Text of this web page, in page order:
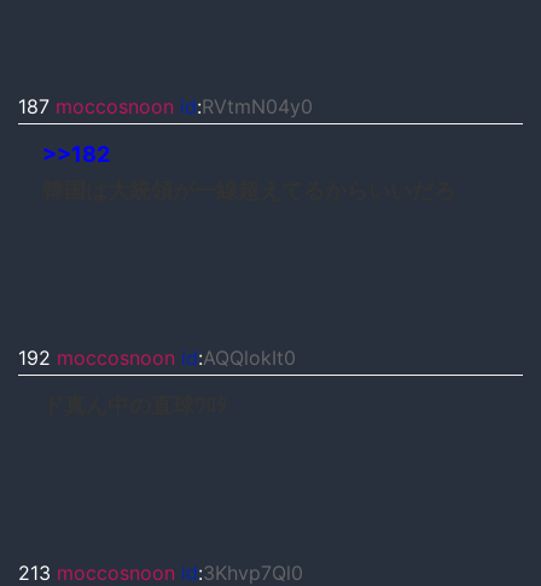
187 moccosnoon id:RVtmN04y0
>>182
192 moccosnoon id:AQQlokIt0
213 moccosnoon id:3Khvp7Ql0